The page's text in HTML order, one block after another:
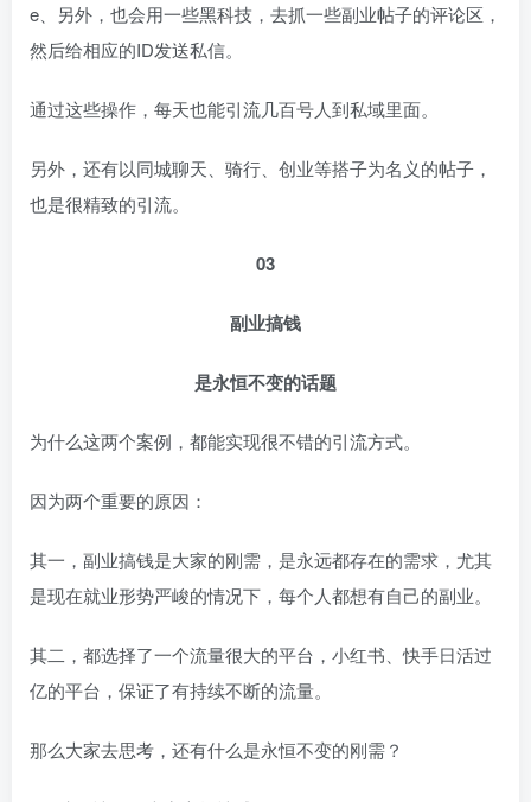
e、另外，也会用一些黑科技，去抓一些副业帖子的评论区，
然后给相应的ID发送私信。
通过这些操作，每天也能引流几百号人到私域里面。
另外，还有以同城聊天、骑行、创业等搭子为名义的帖子，
也是很精致的引流。
03
副业搞钱
是永恒不变的话题
为什么这两个案例，都能实现很不错的引流方式。
因为两个重要的原因：
其一，副业搞钱是大家的刚需，是永远都存在的需求，尤其
是现在就业形势严峻的情况下，每个人都想有自己的副业。
其二，都选择了一个流量很大的平台，小红书、快手日活过
亿的平台，保证了有持续不断的流量。
那么大家去思考，还有什么是永恒不变的刚需？